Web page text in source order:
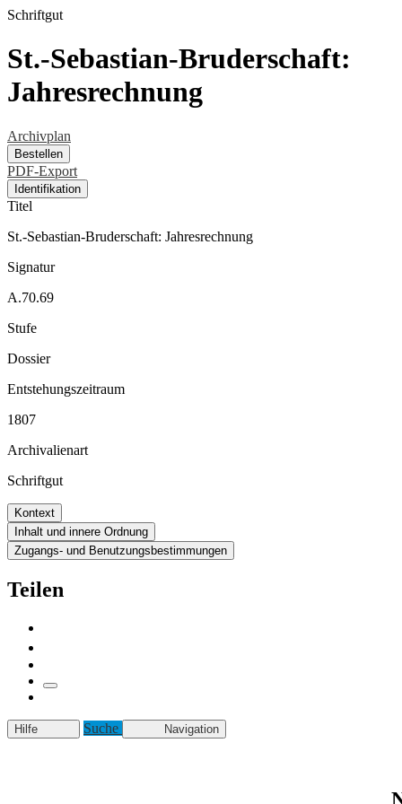
Schriftgut
St.-Sebastian-Bruderschaft:
Jahresrechnung
Archivplan
Bestellen
PDF-Export
Identifikation
Titel
St.-Sebastian-Bruderschaft: Jahresrechnung
Signatur
A.70.69
Stufe
Dossier
Entstehungszeitraum
1807
Archivalienart
Schriftgut
Kontext
Inhalt und innere Ordnung
Zugangs- und Benutzungsbestimmungen
Teilen
Hilfe Suche Navigation